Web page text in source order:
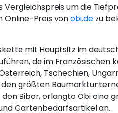
um die
Online-Preis vonobi.de zu
mit Hauptsitz im
da im Französischen
Tschechien,
den größten
Biber, erlangte Obi eine
Gartenbedarfsartikel an.